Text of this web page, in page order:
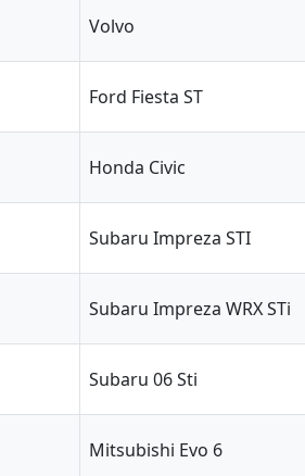
Volvo
Ford Fiesta ST
Honda Civic
Subaru Impreza STI
Subaru Impreza WRX STi
Subaru 06 Sti
Mitsubishi Evo 6